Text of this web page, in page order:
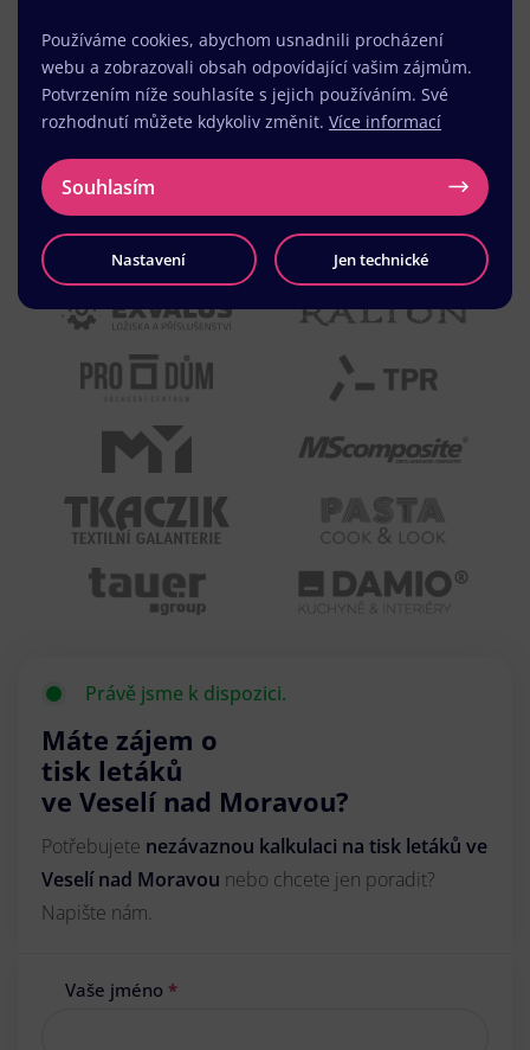
Právě jsme k dispozici.
Máte zájem o
tisk letáků
ve Veselí nad Moravou?
Potřebujete nezávaznou kalkulaci na tisk letáků ve
Veselí nad Moravou nebo chcete jen poradit?
Napište nám.
Vaše jméno *
Používáme cookies, abychom usnadnili procházení
webu a zobrazovali obsah odpovídající vašim zájmům.
Potvrzením níže souhlasíte s jejich používáním. Své
rozhodnutí můžete kdykoliv změnit. Více informací
Souhlasím
Nastavení Jen technické